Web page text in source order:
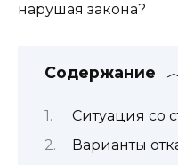
нарушая закона?
Содержание
Ситуация со
Варианты